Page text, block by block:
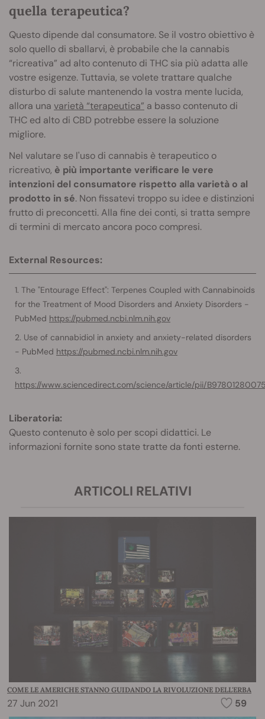
quella terapeutica?
Questo dipende dal consumatore. Se il vostro obiettivo è
solo quello di sballarvi, è probabile che la cannabis
“ricreativa” ad alto contenuto di THC sia più adatta alle
vostre esigenze. Tuttavia, se volete trattare qualche
disturbo di salute mantenendo la vostra mente lucida,
allora una varietà “terapeutica” a basso contenuto di
THC ed alto di CBD potrebbe essere la soluzione
migliore.
Nel valutare se l'uso di cannabis è terapeutico o
ricreativo, è più importante verificare le vere
intenzioni del consumatore rispetto alla varietà o al
prodotto in sé. Non fissatevi troppo su idee e distinzioni
frutto di preconcetti. Alla fine dei conti, si tratta sempre
di termini di mercato ancora poco compresi.
External Resources:
The "Entourage Effect": Terpenes Coupled with Cannabinoids
for the Treatment of Mood Disorders and Anxiety Disorders -
PubMed https://pubmed.ncbi.nlm.nih.gov
Use of cannabidiol in anxiety and anxiety-related disorders
- PubMed https://pubmed.ncbi.nlm.nih.gov
https://www.sciencedirect.com/science/article/pii/
Liberatoria:
Questo contenuto è solo per scopi didattici. Le
informazioni fornite sono state tratte da fonti esterne.
ARTICOLI RELATIVI
COME LE AMERICHE STANNO GUIDANDO LA RIVOLUZIONE DELL'ERBA
27 Jun 2021 59